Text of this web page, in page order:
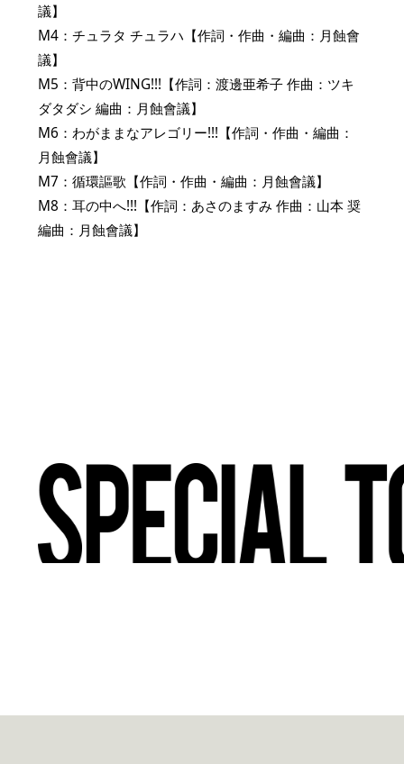
議】
M4：チュラタ チュラハ【作詞・作曲・編曲：月蝕會
議】
M5：背中のWING!!!【作詞：渡邊亜希子 作曲：ツキ
ダタダシ 編曲：月蝕會議】
M6：わがままなアレゴリー!!!【作詞・作曲・編曲：
月蝕會議】
M7：循環謳歌【作詞・作曲・編曲：月蝕會議】
M8：耳の中へ!!!【作詞：あさのますみ 作曲：山本 奨
編曲：月蝕會議】